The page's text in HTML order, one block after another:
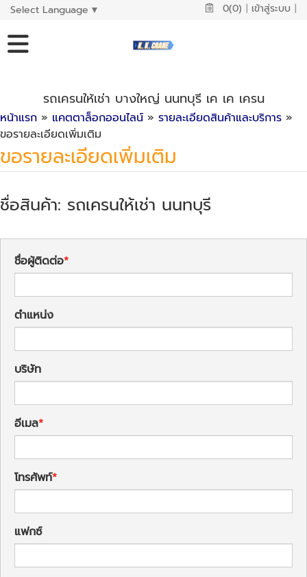
Select Language ▼ 0(0) | เข้าสู่ระบบ |
รถเครนให้เช่า บางใหญ่ นนทบุรี เค เค เครน
หน้าแรก » แคตตาล็อกออนไลน์ » รายละเอียดสินค้าและบริการ »
ขอรายละเอียดเพิ่มเติม
ขอรายละเอียดเพิ่มเติม
ชื่อสินค้า: รถเครนให้เช่า นนทบุรี
ชื่อผู้ติดต่อ
ตำแหน่ง
บริษัท
อีเมล
โทรศัพท์
แฟกซ์